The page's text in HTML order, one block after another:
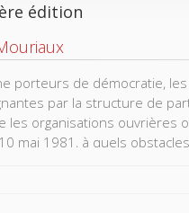
édition
porteurs de démocratie,
par la structure de
les organisations ouvrières
mai 1981, à quels